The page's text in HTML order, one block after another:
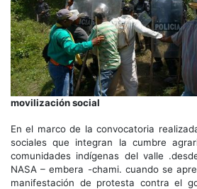
movilización social
En el marco de la convocatoria
sociales que integran la cumbre
comunidades indígenas del valle
NASA – embera -chami. cuando se
manifestación de protesta contra el